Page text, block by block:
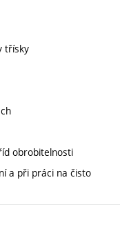
třísky
obrobitelnosti
a při práci na čisto